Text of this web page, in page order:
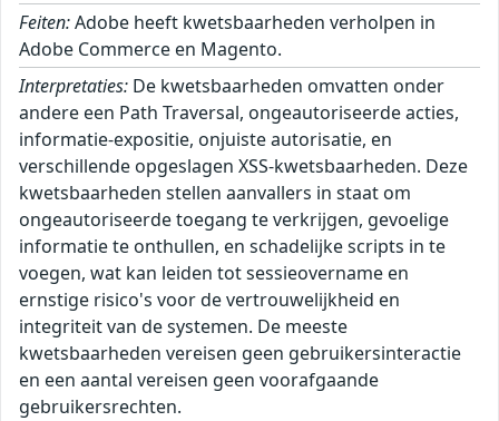
Feiten:Adobe heeft kwetsbaarheden verholpen in
Adobe Commerce en Magento.
Interpretaties: De kwetsbaarheden omvatten onder
andere een Path Traversal, ongeautoriseerde acties,
informatie-expositie, onjuiste autorisatie, en
verschillende opgeslagen XSS-kwetsbaarheden. Deze
kwetsbaarheden stellen aanvallers in staat om
ongeautoriseerde toegang te verkrijgen, gevoelige
informatie te onthullen, en schadelijke scripts in te
voegen, wat kan leiden tot sessieovername en
ernstige risico's voor de vertrouwelijkheid en
integriteit van de systemen. De meeste
kwetsbaarheden vereisen geen gebruikersinteractie
en een aantal vereisen geen voorafgaande
gebruikersrechten.